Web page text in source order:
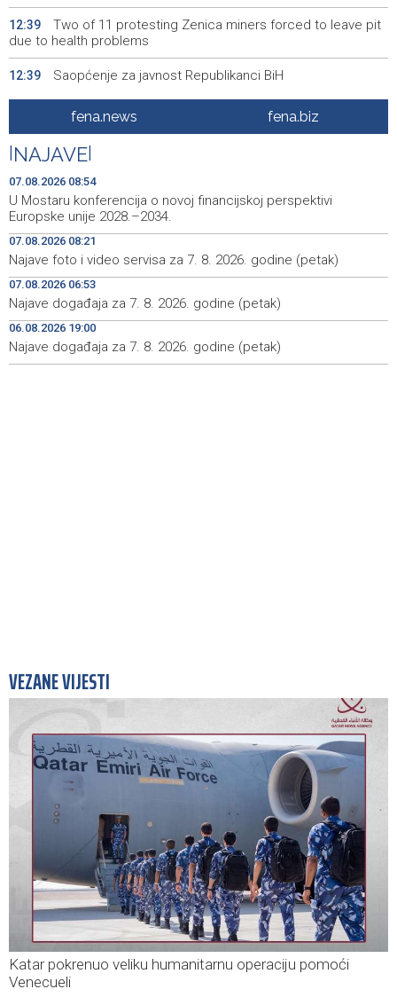
12:39
Two of 11 protesting Zenica miners forced to leave pit
due to health problems
12:39 Saopćenje za javnost Republikanci BiH
Investicije u BiH u 2025. porasle za 5,36 posto, na 9,44
milijarde KM
12:30
Dvojici rudara pozlilo u jami Raspotočje, jedan prebačen
u bolnicu
12:25
Rozić: Dugotrajne suše i niski vodostaji ugrožavaju
ekosustav Hutova blata
12:23
Public transportation changes in Sarajevo today due to
football match at Grbavica Stadium
12:17
Brodski promet kroz Hormuški moreuz i dalje je ozbiljno
poremećen
12:16
Multiple fires reported in West Herzegovina Canton,
fena.news fena.biz
NAJAVE
07.08.2026 08:54
U Mostaru konferencija o novoj financijskoj perspektivi
Europske unije 2028.–2034.
07.08.2026 08:21
Najave foto i video servisa za 7. 8. 2026. godine (petak)
07.08.2026 06:53
Najave događaja za 7. 8. 2026. godine (petak)
06.08.2026 19:00
Najave događaja za 7. 8. 2026. godine (petak)
VEZANE VIJESTI
Katar pokrenuo veliku humanitarnu operaciju pomoći
Venecueli